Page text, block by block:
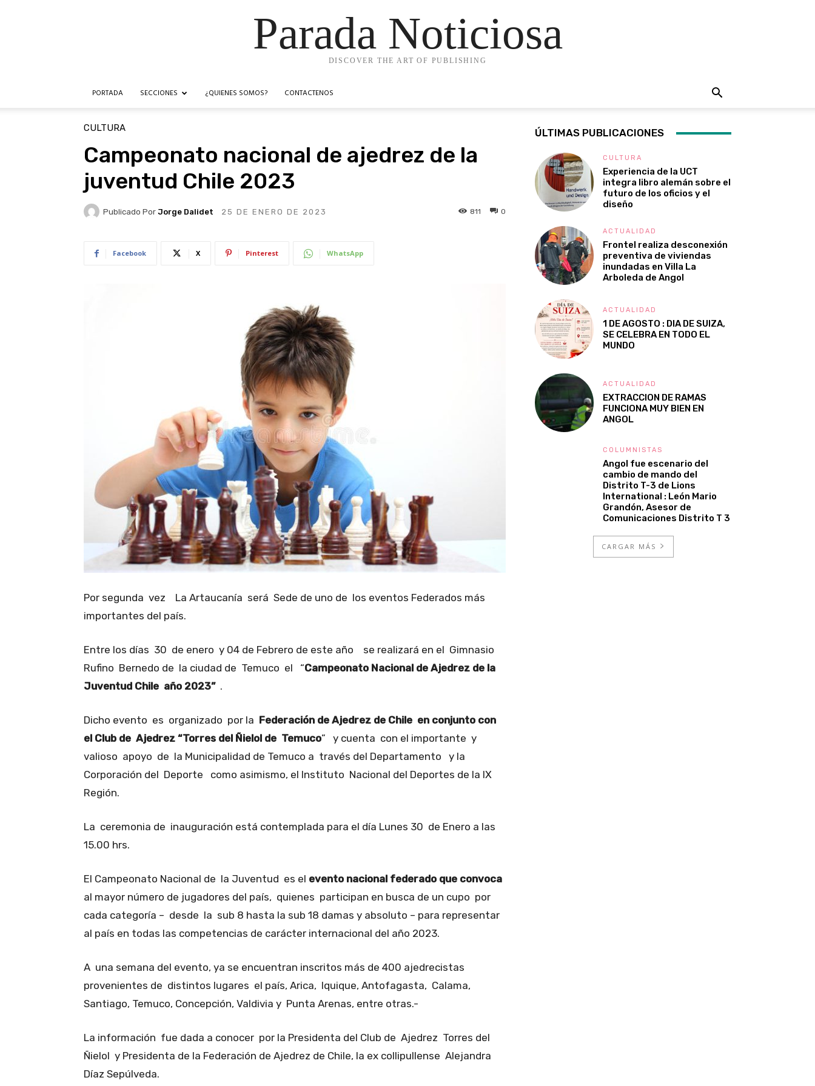
Parada Noticiosa
DISCOVER THE ART OF PUBLISHING
PORTADA SECCIONES ¿QUIENES SOMOS? CONTACTENOS
CULTURA
Campeonato nacional de ajedrez de la
juventud Chile 2023
Publicado Por Jorge Dalidet 25 DE ENERO DE 2023 0
811
Facebook X Pinterest WhatsApp
Por segunda vez La Artaucanía será Sede de uno de los eventos Federados más
importantes del país.
Entre los días 30 de enero y 04 de Febrero de este año se realizará en el Gimnasio
Rufino Bernedo de la ciudad de Temuco el “Campeonato Nacional de Ajedrez de la
Juventud Chile año 2023” .
Dicho evento es organizado por la Federación de Ajedrez de Chile en conjunto con
el Club de Ajedrez “Torres del Ñielol de Temuco” y cuenta con el importante y
valioso apoyo de la Municipalidad de Temuco a través del Departamento y la
Corporación del Deporte como asimismo, el Instituto Nacional del Deportes de la IX
Región.
La ceremonia de inauguración está contemplada para el día Lunes 30 de Enero a las
15.00 hrs.
El Campeonato Nacional de la Juventud es el evento nacional federado que convoca
al mayor número de jugadores del país, quienes participan en busca de un cupo por
cada categoría – desde la sub 8 hasta la sub 18 damas y absoluto – para representar
al país en todas las competencias de carácter internacional del año 2023.
A una semana del evento, ya se encuentran inscritos más de 400 ajedrecistas
provenientes de distintos lugares el país, Arica, Iquique, Antofagasta, Calama,
Santiago, Temuco, Concepción, Valdivia y Punta Arenas, entre otras.-
La información fue dada a conocer por la Presidenta del Club de Ajedrez Torres del
Ñielol y Presidenta de la Federación de Ajedrez de Chile, la ex collipullense Alejandra
Díaz Sepúlveda.
ÚLTIMAS PUBLICACIONES
CULTURA
Experiencia de la UCT
integra libro alemán sobre el
futuro de los oficios y el
diseño
ACTUALIDAD
Frontel realiza desconexión
preventiva de viviendas
inundadas en Villa La
Arboleda de Angol
ACTUALIDAD
1 DE AGOSTO : DIA DE SUIZA,
SE CELEBRA EN TODO EL
MUNDO
ACTUALIDAD
EXTRACCION DE RAMAS
FUNCIONA MUY BIEN EN
ANGOL
COLUMNISTAS
Angol fue escenario del
cambio de mando del
Distrito T-3 de Lions
International : León Mario
Grandón, Asesor de
Comunicaciones Distrito T 3
CARGAR MÁS